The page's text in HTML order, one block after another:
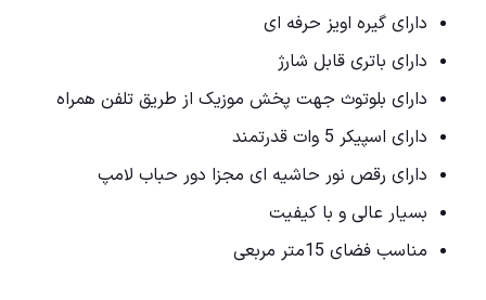
دارای گیره اویز حرفه ای
دارای باتری قابل شارژ
دارای بلوتوث جهت پخش موزیک از طریق تلفن همراه
دارای اسپیکر 5 وات قدرتمند
دارای رقص نور حاشیه ای مجزا دور حباب لامپ
بسیار عالی و با کیفیت
مناسب فضای 15متر مربعی